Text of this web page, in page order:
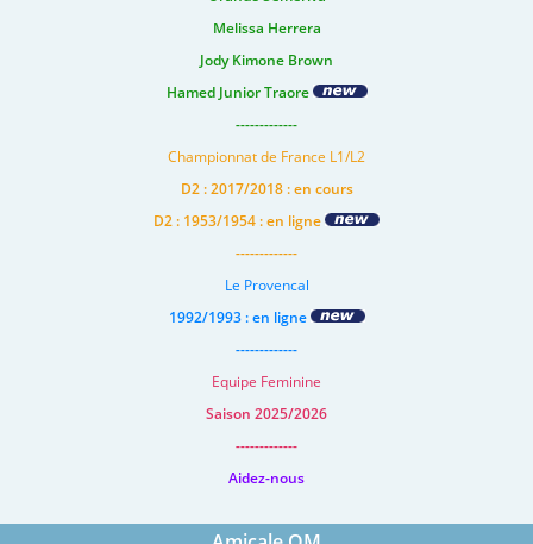
Melissa Herrera
Jody Kimone Brown
Hamed Junior Traore
-------------
Championnat de France L1/L2
D2 : 2017/2018 : en cours
D2 : 1953/1954 : en ligne
-------------
Le Provencal
1992/1993 : en ligne
-------------
Equipe Feminine
Saison 2025/2026
-------------
Aidez-nous